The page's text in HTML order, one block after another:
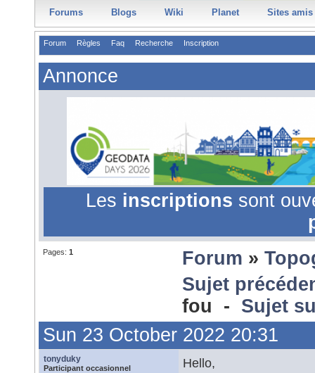
Forums Blogs Wiki Planet Sites amis
Forum Règles Faq Recherche Inscription
Annonce
Les inscriptions sont
Pages: 1 Forum »
Sujet
fou - Sujet
Sun 23 October 2022 20:31
tonyduky
Participant occasionnel
Hello,